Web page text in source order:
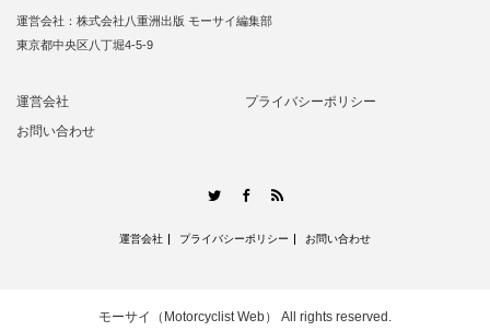
運営会社：株式会社八重洲出版 モーサイ編集部
東京都中央区八丁堀4-5-9
運営会社
プライバシーポリシー
お問い合わせ
TwitterFacebook
運営会社 プライバシーポリシー お問い合わせ
モーサイ（Motorcyclist Web） All rights reserved.